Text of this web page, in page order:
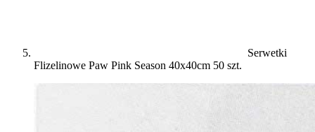
Serwetki
Flizelinowe Paw Pink Season 40x40cm 50 szt.